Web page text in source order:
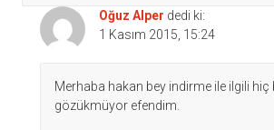
Oğuz Alper dedi ki:
1 Kasım 2015, 15:24
Merhaba hakan bey indirme ile ilgili
gözükmüyor efendim.